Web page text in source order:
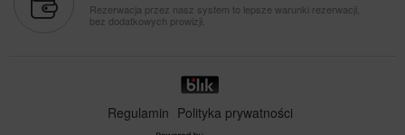
Rezerwacja przez nasz system to lepsze warunki rezerwacji,
bez dodatkowych prowizji.
Regulamin Polityka prywatności